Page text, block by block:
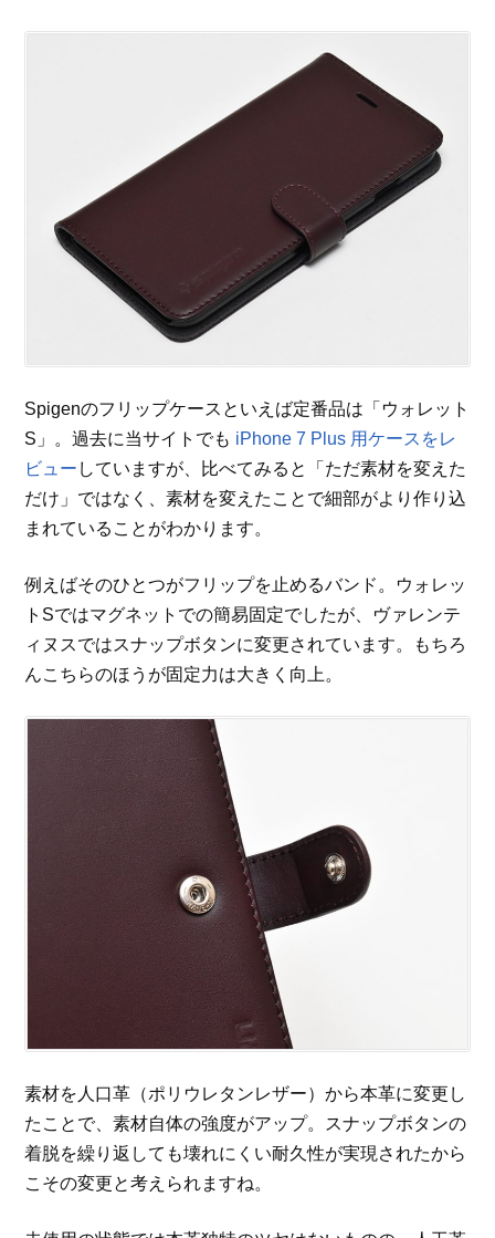
Spigenのフリップケースといえば定番品は「ウォレット
S」。過去に当サイトでも iPhone 7 Plus 用ケースをレ
ビュー していますが、比べてみると「ただ素材を変えた
だけ」ではなく、素材を変えたことで細部がより作り込
まれていることがわかります。
例えばそのひとつがフリップを止めるバンド。ウォレッ
トSではマグネットでの簡易固定でしたが、ヴァレンテ
ィヌスではスナップボタンに変更されています。もちろ
んこちらのほうが固定力は大きく向上。
素材を人口革（ポリウレタンレザー）から本革に変更し
たことで、素材自体の強度がアップ。スナップボタンの
着脱を繰り返しても壊れにくい耐久性が実現されたから
こその変更と考えられますね。